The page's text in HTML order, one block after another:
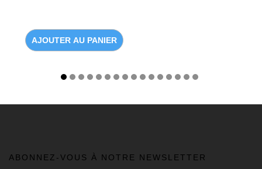
AJOUTER AU PANIER
ABONNEZ-VOUS À NOTRE NEWSLETTER